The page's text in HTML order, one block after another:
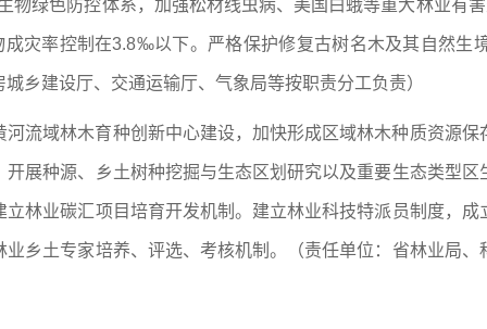
绿色防控体系，加强松材线虫病、美国白蛾等重大林业有
灾率控制在3.8‰以下。严格保护修复古树名木及其自然生
乡建设厅、交通运输厅、气象局等按职责分工负责）
流域林木育种创新中心建设，加快形成区域林木种质资源
展种源、乡土树种挖掘与生态区划研究以及重要生态类型
林业碳汇项目培育开发机制。建立林业科技特派员制度，
乡土专家培养、评选、考核机制。（责任单位：省林业局